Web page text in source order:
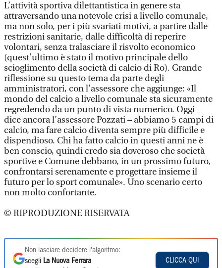
L’attività sportiva dilettantistica in genere sta
attraversando una notevole crisi a livello comunale,
ma non solo, per i più svariati motivi, a partire dalle
restrizioni sanitarie, dalle difficoltà di reperire
volontari, senza tralasciare il risvolto economico
(quest’ultimo è stato il motivo principale dello
scioglimento della società di calcio di Ro). Grande
riflessione su questo tema da parte degli
amministratori, con l’assessore che aggiunge: «Il
mondo del calcio a livello comunale sta sicuramente
regredendo da un punto di vista numerico. Oggi –
dice ancora l’assessore Pozzati – abbiamo 5 campi di
calcio, ma fare calcio diventa sempre più difficile e
dispendioso. Chi ha fatto calcio in questi anni ne è
ben conscio, quindi credo sia doveroso che società
sportive e Comune debbano, in un prossimo futuro,
confrontarsi serenamente e progettare insieme il
futuro per lo sport comunale». Uno scenario certo
non molto confortante.
© RIPRODUZIONE RISERVATA
Non lasciare decidere l'algoritmo:
scegli La Nuova Ferrara
CLICCA QUI